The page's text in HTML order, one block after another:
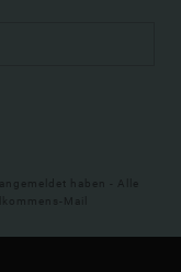
haben - Alle
Mail